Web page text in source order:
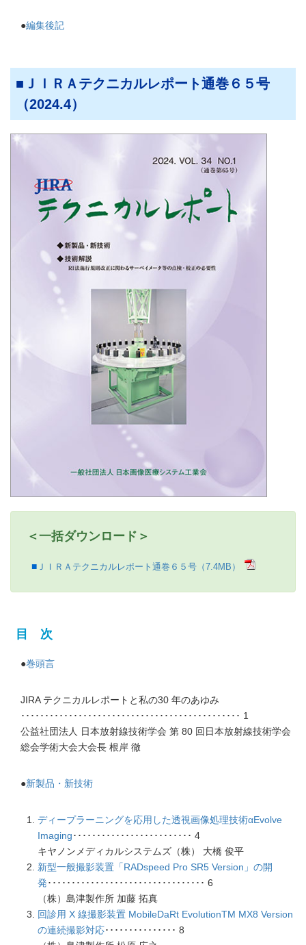
●編集後記
ＪＩＲＡテクニカルレポート通巻６５号
（2024.4）
＜一括ダウンロード＞
ＪＩＲＡテクニカルレポート通巻６５号（7.4MB）
目 次
●巻頭言
JIRA テクニカルレポートと私の30 年のあゆみ
･･････････････････････････････････････････････ 1
公益社団法人 日本放射線技術学会 第 80 回日本放射線技術学会
総会学術大会大会長 根岸 徹
●新製品・新技術
ディープラーニングを応用した透視画像処理技術αEvolve
Imaging･････････････････････････ 4
キヤノンメディカルシステムズ（株） 大橋 俊平
新型一般撮影装置「RADspeed Pro SR5 Version」の開
発･････････････････････････････････ 6
（株）島津製作所 加藤 拓真
回診用 X 線撮影装置 MobileDaRt EvolutionTM MX8 Version
の連続撮影対応･･･････････････ 8